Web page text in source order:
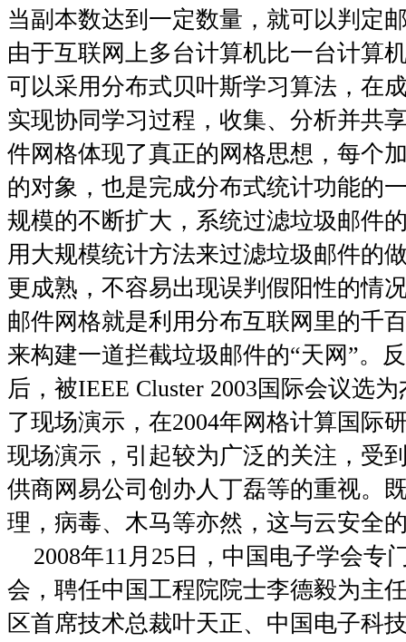
当副本数达到一定数量，就可以判定
由于互联网上多台计算机比一台计算
可以采用分布式贝叶斯学习算法，在
实现协同学习过程，收集、分析并共
件网格体现了真正的网格思想，每个
的对象，也是完成分布式统计功能的
规模的不断扩大，系统过滤垃圾邮件
用大规模统计方法来过滤垃圾邮件的
更成熟，不容易出现误判假阳性的情
邮件网格就是利用分布互联网里的千
来构建一道拦截垃圾邮件的“天网”。
后，被IEEE Cluster 2003国际会议选
了现场演示，在2004年网格计算国际
现场演示，引起较为广泛的关注，受
供商网易公司创办人丁磊等的重视。
理，病毒、木马等亦然，这与云安全
2008年11月 25 日 ，中国电子学会专
会，聘任中国工程院院士李德毅为主
区首席技术总裁叶天正、中国电子科